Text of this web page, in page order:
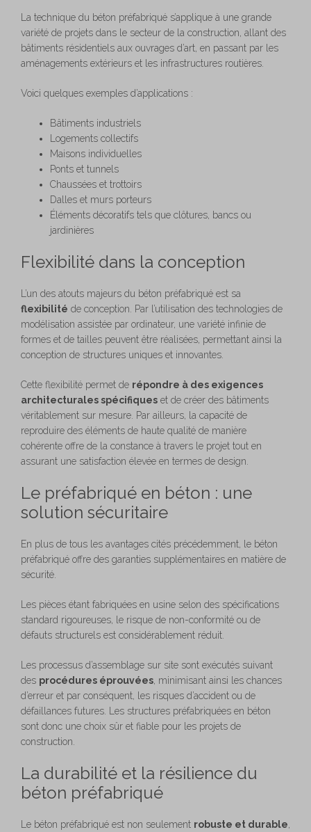
La technique du béton préfabriqué s’applique à une grande
variété de projets dans le secteur de la construction, allant des
bâtiments résidentiels aux ouvrages d’art, en passant par les
aménagements extérieurs et les infrastructures routières.
Voici quelques exemples d’applications :
Bâtiments industriels
Logements collectifs
Maisons individuelles
Ponts et tunnels
Chaussées et trottoirs
Dalles et murs porteurs
Éléments décoratifs tels que clôtures, bancs ou
jardinières
Flexibilité dans la conception
L’un des atouts majeurs du béton préfabriqué est sa
flexibilité de conception. Par l’utilisation des technologies de
modélisation assistée par ordinateur, une variété infinie de
formes et de tailles peuvent être réalisées, permettant ainsi la
conception de structures uniques et innovantes.
Cette flexibilité permet de répondre à des exigences
architecturales spécifiques et de créer des bâtiments
véritablement sur mesure. Par ailleurs, la capacité de
reproduire des éléments de haute qualité de manière
cohérente offre de la constance à travers le projet tout en
assurant une satisfaction élevée en termes de design.
Le préfabriqué en béton : une
solution sécuritaire
En plus de tous les avantages cités précédemment, le béton
préfabriqué offre des garanties supplémentaires en matière de
sécurité.
Les pièces étant fabriquées en usine selon des spécifications
standard rigoureuses, le risque de non-conformité ou de
défauts structurels est considérablement réduit.
Les processus d’assemblage sur site sont exécutés suivant
des procédures éprouvées , minimisant ainsi les chances
d’erreur et par conséquent, les risques d’accident ou de
défaillances futures. Les structures préfabriquées en béton
sont donc une choix sûr et fiable pour les projets de
construction.
La durabilité et la résilience du
béton préfabriqué
Le béton préfabriqué est non seulement robuste et durable